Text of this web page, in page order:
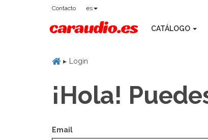
Contacto es
CATÁLOGO
Login
¡Hola!
Email